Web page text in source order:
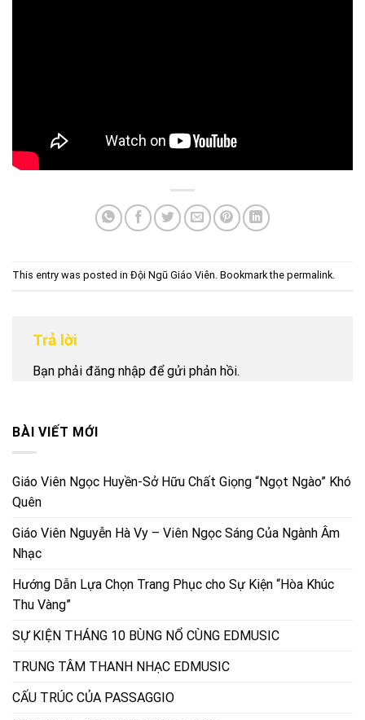
This entry was posted in Đội Ngũ Giáo Viên. Bookmark the permalink.
Trả lời
Bạn phải đăng nhập để gửi phản hồi.
BÀI VIẾT MỚI
Giáo Viên Ngọc Huyền-Sở Hữu Chất Giọng “Ngọt Ngào” Khó
Quên
Giáo Viên Nguyễn Hà Vy – Viên Ngọc Sáng Của Ngành Âm
Nhạc
Hướng Dẫn Lựa Chọn Trang Phục cho Sự Kiện “Hòa Khúc
Thu Vàng”
SỰ KIỆN THÁNG 10 BÙNG NỔ CÙNG EDMUSIC
TRUNG TÂM THANH NHẠC EDMUSIC
CẤU TRÚC CỦA PASSAGGIO